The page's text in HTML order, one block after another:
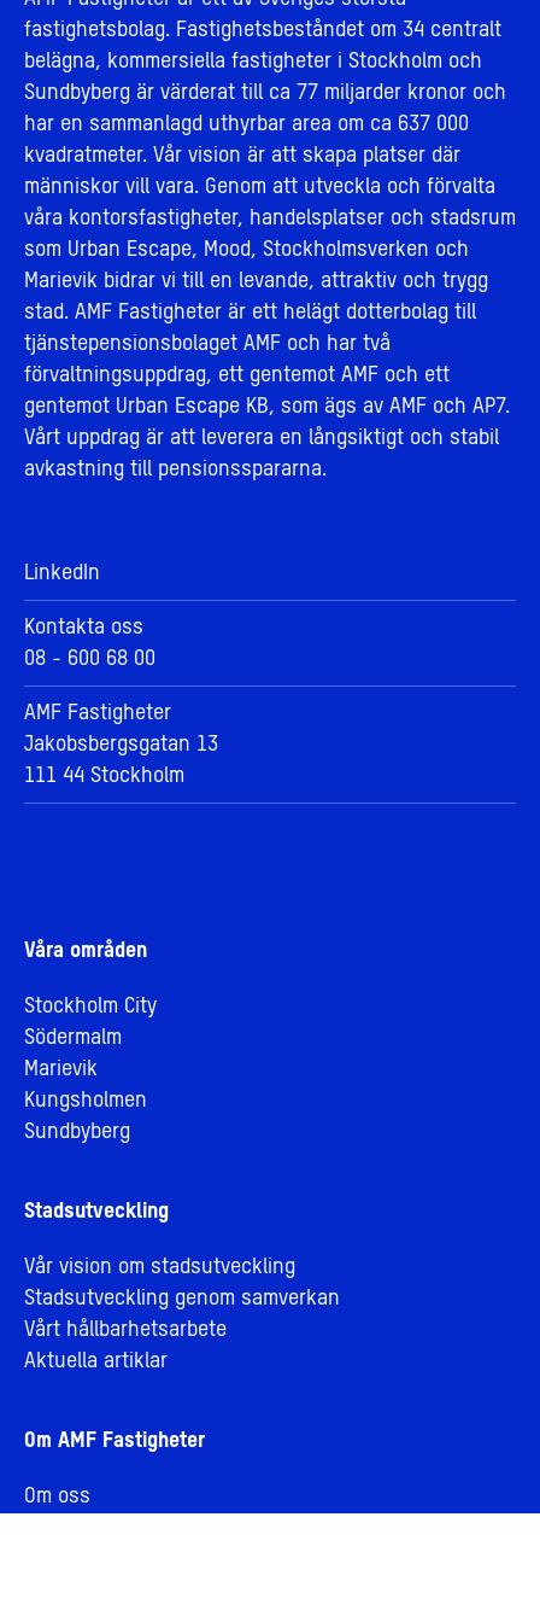
fastighetsbolag. Fastighetsbeståndet om 34 centralt
belägna, kommersiella fastigheter i Stockholm och
Sundbyberg är värderat till ca 77 miljarder kronor och
har en sammanlagd uthyrbar area om ca 637 000
kvadratmeter. Vår vision är att skapa platser där
människor vill vara. Genom att utveckla och förvalta
våra kontorsfastigheter, handelsplatser och stadsrum
som Urban Escape, Mood, Stockholmsverken och
Marievik bidrar vi till en levande, attraktiv och trygg
stad. AMF Fastigheter är ett helägt dotterbolag till
tjänstepensionsbolaget AMF och har två
förvaltningsuppdrag, ett gentemot AMF och ett
gentemot Urban Escape KB, som ägs av AMF och AP7.
Vårt uppdrag är att leverera en långsiktigt och stabil
avkastning till pensionsspararna.
LinkedIn
Kontakta oss
08 - 600 68 00
AMF Fastigheter
Jakobsbergsgatan 13
111 44 Stockholm
Våra områden
Stockholm City
Södermalm
Marievik
Kungsholmen
Sundbyberg
Stadsutveckling
Vår vision om stadsutveckling
Stadsutveckling genom samverkan
Vårt hållbarhetsarbete
Aktuella artiklar
Om AMF Fastigheter
Om oss